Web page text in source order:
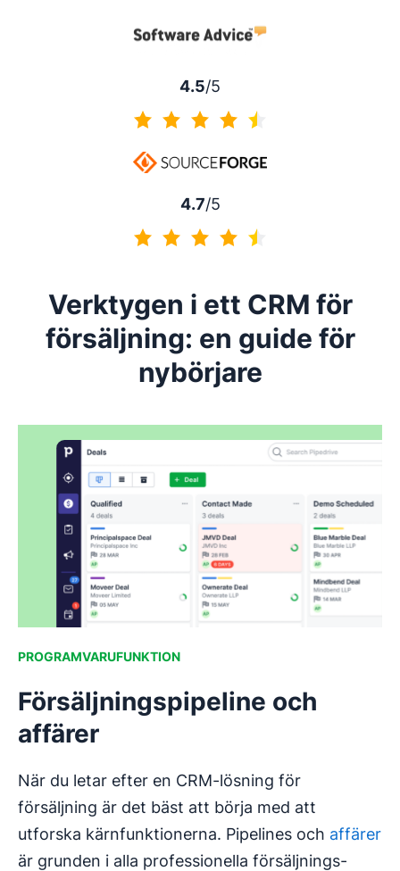
4.5/5
4.7/5
Verktygen i ett CRM för
försäljning: en guide för
nybörjare
PROGRAMVARUFUNKTION
Försäljningspipeline och
affärer
När du letar efter en CRM-lösning för
försäljning är det bäst att börja med att
utforska kärnfunktionerna. Pipelines och affärer
är grunden i alla professionella försäljnings-